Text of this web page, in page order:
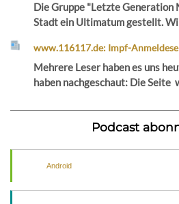
Die Gruppe "Letzte Generation
Stadt ein Ultimatum gestellt.
www.116117.de: Impf-
Mehrere Leser haben es uns
haben nachgeschaut: Die Seite
Podcast
Android